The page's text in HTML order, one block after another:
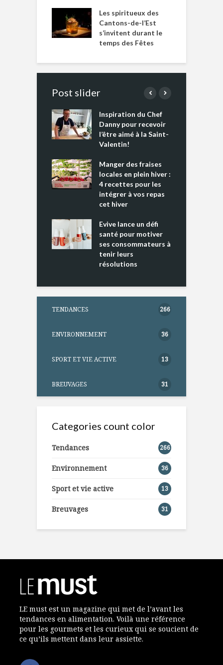
Les spiritueux des
Cantons-de-l’Est
s’invitent durant le
temps des Fêtes
Post slider
Inspiration du Chef
Danny pour recevoir
l’être aimé à la Saint-
Valentin!
Manger des fraises
locales en plein hiver :
4 recettes pour les
intégrer à vos repas
cet hiver
Evive lance un défi
santé pour motiver
ses consommateurs à
tenir leurs
résolutions
TENDANCES 266
ENVIRONNEMENT 36
SPORT ET VIE ACTIVE 13
BREUVAGES 31
Categories count color
Tendances 266
Environnement 36
Sport et vie active 13
Breuvages 31
LE must est un magazine qui met de l’avant les
tendances en alimentation. Voilà une référence
pour les gourmets et les curieux qui se soucient de
ce qu’ils mettent dans leur assiette.